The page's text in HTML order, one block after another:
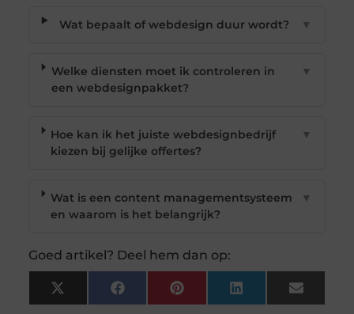
Wat bepaalt of webdesign duur wordt? ▼
Welke diensten moet ik controleren in
een webdesignpakket?
▼
Hoe kan ik het juiste webdesignbedrijf
kiezen bij gelijke offertes?
▼
Wat is een content managementsysteem
en waarom is het belangrijk?
▼
Goed artikel? Deel hem dan op:
X
(Twitter)
FacebookPinterest LinkedIn Email